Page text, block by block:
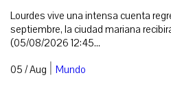
Lourdes vive una intensa cuenta
septiembre, la ciudad mariana
(05/08/2026 12:45...
05 / Aug | Mundo